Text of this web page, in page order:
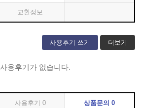
교환정보
사용후기 쓰기 더보기
사용후기가 없습니다.
사용후기 0 상품문의0